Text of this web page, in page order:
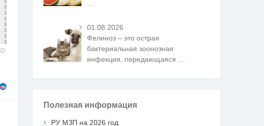
i
01.08.2026
Фелиноз – это острая
бактериальная зоонозная
инфекция, передающаяся
Полезная информация
РУ МЗП на 2026 год